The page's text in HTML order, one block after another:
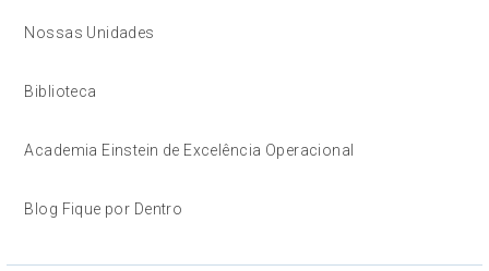
Nossas Unidades
Biblioteca
Academia Einstein de Excelência Operacional
Blog Fique por Dentro